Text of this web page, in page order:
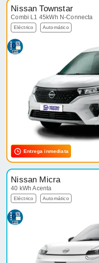
Nissan Townstar
Combi L1 45kWh N-Connecta
Eléctrico Automático
Entrega inmediata
Nissan Micra
40 kWh Acenta
Eléctrico Automático